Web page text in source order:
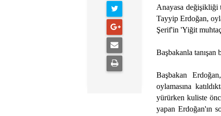
Anayasa
Tayyip Erdoğan,
Şerif'in 'Yiğit
Başbakanla tanışan
Başbakan
oylamasına
yürürken kuliste
yapan Erdoğan'ın